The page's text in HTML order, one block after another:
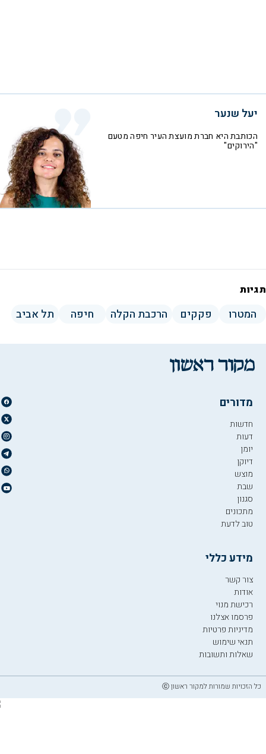
יעל שנער
הכותבת היא חברת מועצת העיר חיפה מטעם
"הירוקים"
תגיות
המטרו פקקים הרכבת הקלה חיפה תל אביב
מדורים
חדשות
דעות
יומן
דיוקן
מוצש
שבת
סגנון
מתכונים
טוב לדעת
מידע כללי
צור קשר
אודות
רכישת מנוי
פרסמו אצלנו
מדיניות פרטיות
תנאי שימוש
שאלות ותשובות
כל הזכויות שמורות למקור ראשון ⓒ